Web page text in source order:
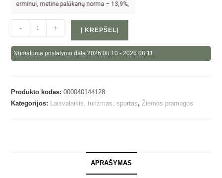
metinė palūkanų norma –13,9%, sutarties sudarymo mokestis -
- + Į KREPŠELĮ
Numatoma pristatymo data 2026.08.10 - 2026.08.11
Produkto kodas:000040144128
Kategorijos: Laisvalaikis, turizmas, sportas,Žiemos pramogos
APRAŠYMAS